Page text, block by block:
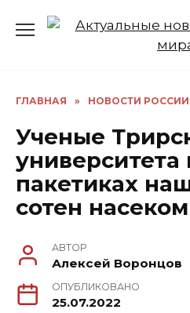
ГЛАВНАЯ » НОВОСТИ РОССИИ
Ученые
университета
пакетиках
сотен
АВТОР
Алексей Воронцов
ОПУБЛИКОВАНО
25.07.2022